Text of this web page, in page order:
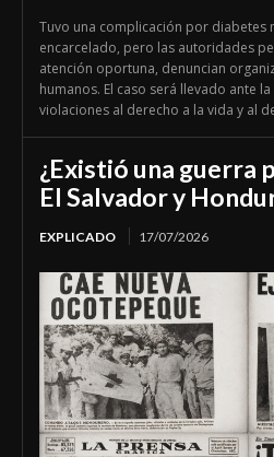
Tuvo una complicación por diabetes
encarcelado, pero las autoridades
atención oportuna, denuncian
humanos. El caso será llevado ante
violaciones al derecho a la vida y al
¿Existió una
El Salvador y
EXPLICADO 17/07/2026